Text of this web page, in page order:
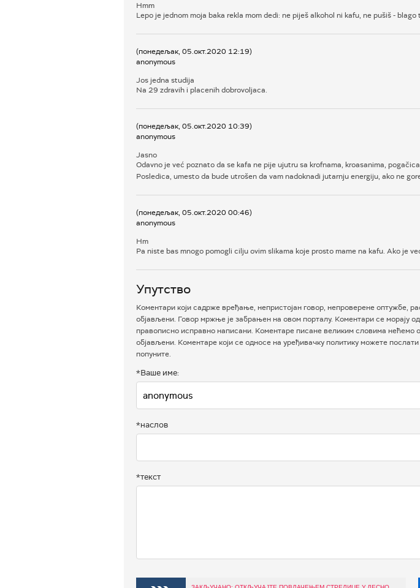
Hmm
Lepo je jednom moja baka rekla mom dedi: ne piješ alkohol ni kafu, ne pušiš - blago
(понедељак, 05.окт.2020 12:19)
anonymous
Jos jedna studija
Na 29 zdravih i placenih dobrovoljaca.
(понедељак, 05.окт.2020 10:39)
anonymous
Jasno
Odavno je već poznato da se kafa ne pije ujutru sa krofnama, kroasanima,
Posledica, umesto da bude utrošen da vam nadoknadi jutarnju energiju, ako ne
(понедељак, 05.окт.2020 00:46)
anonymous
Hm
Pa niste bas mnogo pomogli cilju ovim slikama koje prosto mame na kafu. Ako je
Упутство
Коментари који садрже вређање, непристојан говор, непроверене оптужбе,
објављени. Говор мржње је забрањен на овом порталу. Коментари се морају
правописно исправно написани. Коментаре писане великим словима
објављени. Коментаре који се односе на уређивачку политику можете
попуните.
*Ваше име:
*наслов
*текст